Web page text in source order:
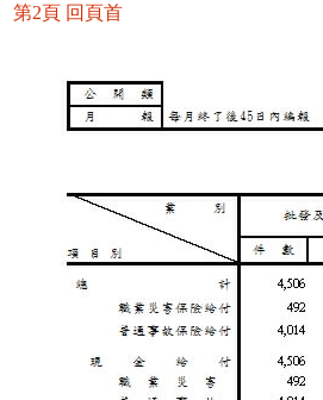
第2頁 回頁首